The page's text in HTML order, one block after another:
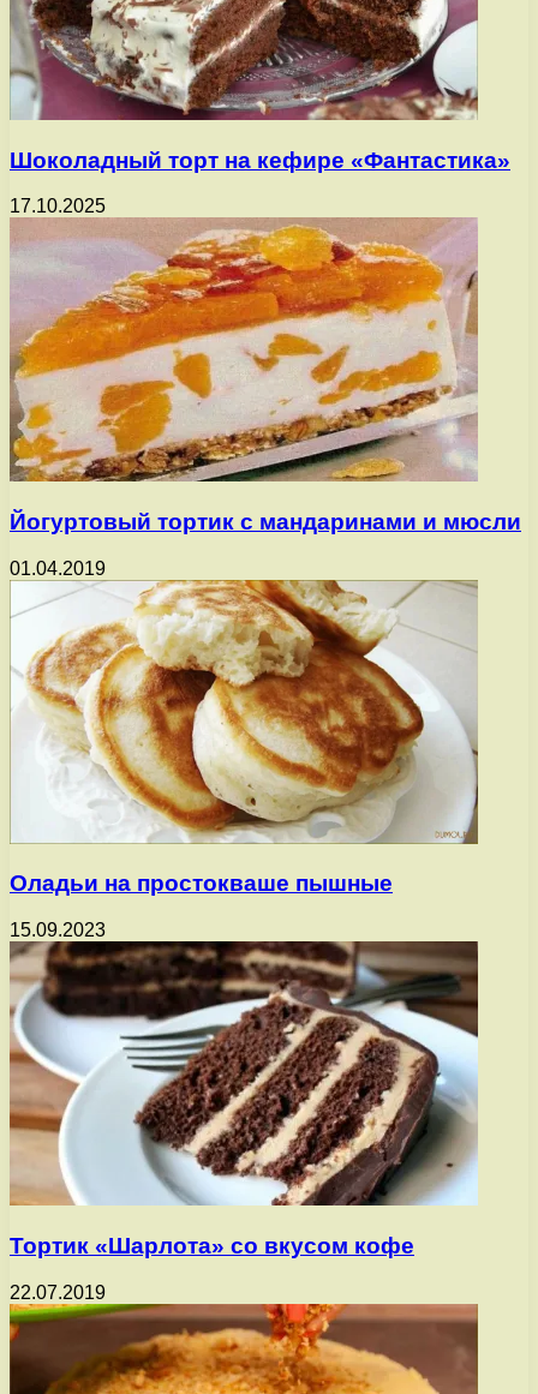
Шоколадный торт на кефире «Фантастика»
17.10.2025
Йогуртовый тортик с мандаринами и мюсли
01.04.2019
Оладьи на простокваше пышные
15.09.2023
Тортик «Шарлота» со вкусом кофе
22.07.2019